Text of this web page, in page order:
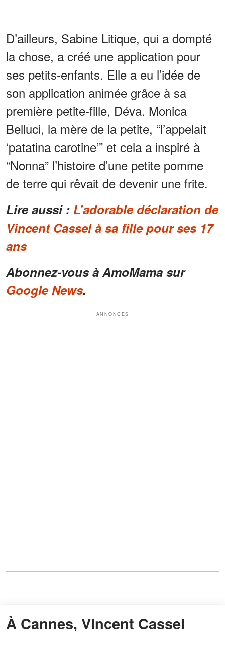
D’ailleurs, Sabine Litique, qui a dompté
la chose, a créé une application pour
ses petits-enfants. Elle a eu l’idée de
son application animée grâce à sa
première petite-fille, Déva. Monica
Belluci, la mère de la petite, “l’appelait
‘patatina carotine’” et cela a inspiré à
“Nonna” l’histoire d’une petite pomme
de terre qui rêvait de devenir une frite.
Lire aussi : L’adorable déclaration de
Vincent Cassel à sa fille pour ses 17
ans
Abonnez-vous à AmoMama sur
Google News.
ANNONCES
À Cannes, Vincent Cassel